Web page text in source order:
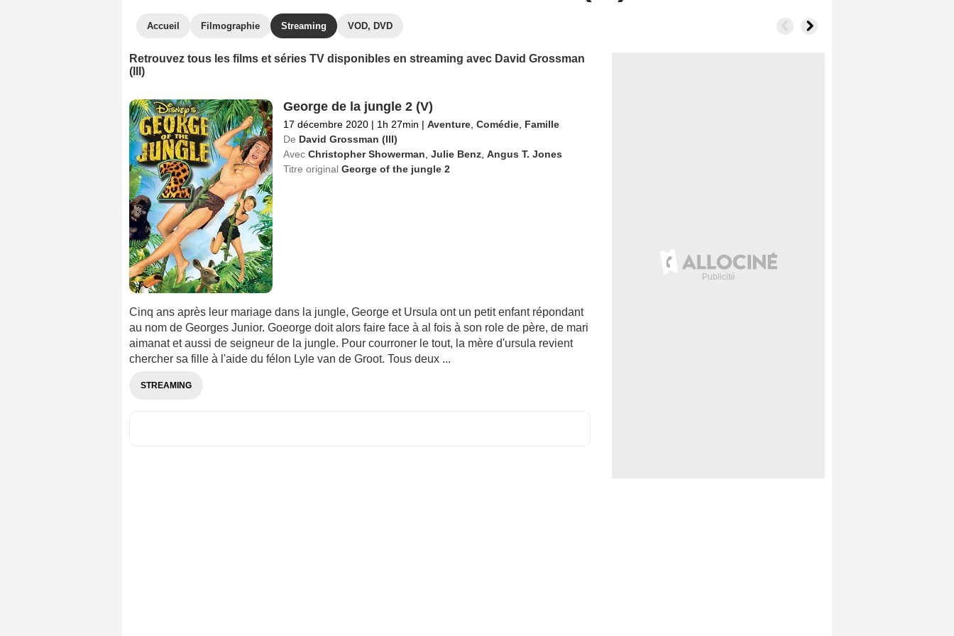
Accueil Filmographie Streaming VOD, DVD
Retrouvez tous les films et séries TV disponibles en streaming avec David Grossman
(III)
George de la jungle 2 (V)
17 décembre 2020 | 1h 27min | Aventure, Comédie, Famille
De David Grossman (III)
Avec Christopher Showerman Julie Benz, Angus T. Jones
Titre original George of the jungle 2
Cinq ans après leur mariage dans la jungle, George et Ursula ont un petit enfant répondant
au nom de Georges Junior. Goeorge doit alors faire face à al fois à son role de père, de mari
aimanat et aussi de seigneur de la jungle. Pour courroner le tout, la mère d'ursula revient
chercher sa fille à l'aide du félon Lyle van de Groot. Tous deux ...
STREAMING